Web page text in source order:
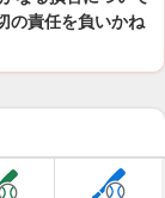
の責任を負いかね